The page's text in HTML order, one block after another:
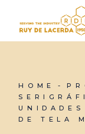
content
HOME
DE TELA